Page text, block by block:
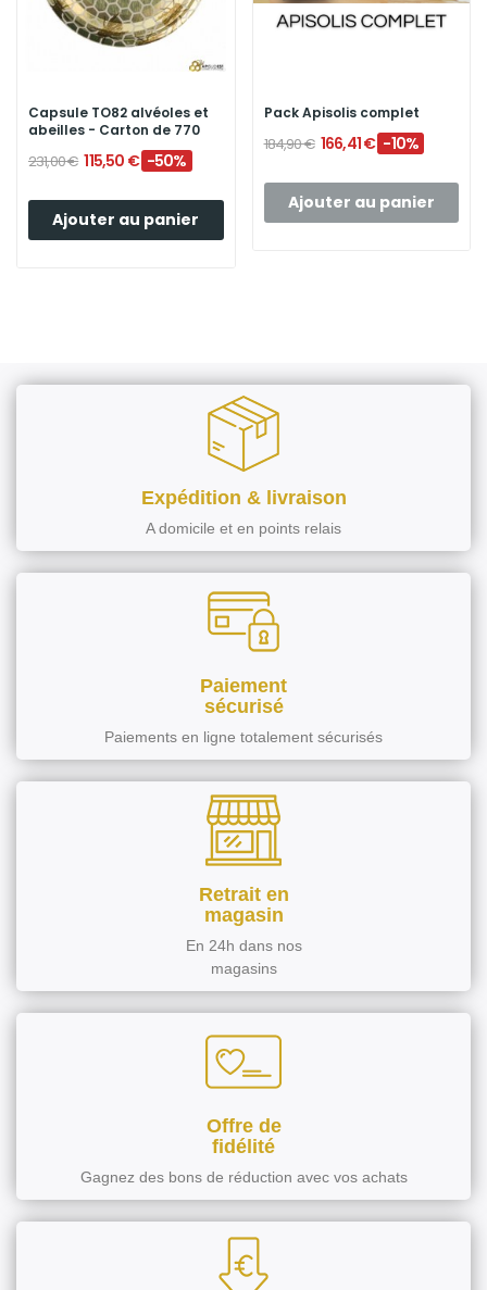
Capsule TO82 alvéoles et
abeilles - Carton de 770
231,00 € 115,50 € -50%
Ajouter au panier
Pack Apisolis complet
184,90 € 166,41 € -10%
Ajouter au panier
Expédition & livraison
A domicile et en points relais
Paiement
sécurisé
Paiements en ligne totalement sécurisés
Retrait en
magasin
En 24h dans nos
magasins
Offre de
fidélité
Gagnez des bons de réduction avec vos achats